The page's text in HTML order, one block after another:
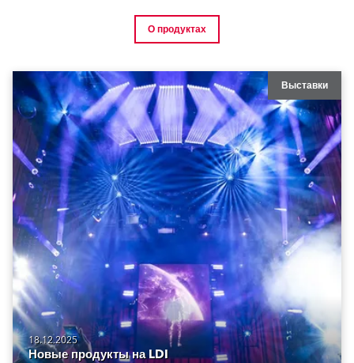
О продуктах
Выставки
18.12.2025
Новые продукты на LDI